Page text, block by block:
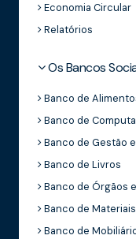
Economia Circular
Relatórios
Os Bancos
Banco de
Banco de
Banco de Gestão
Banco de Livros
Banco de Órgãos
Banco de
Banco de